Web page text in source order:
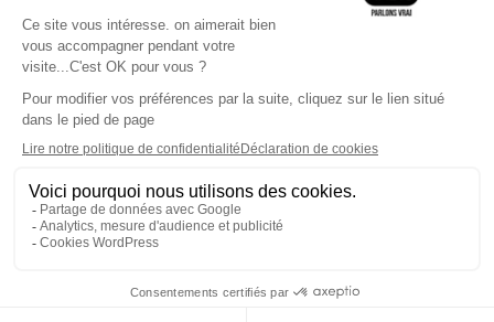
L'application Iphone / Android
Téléchargez l'application
Les cookies
Gestion des cookies
Crédit photos : ©Sud Radio / Pierre Olivier